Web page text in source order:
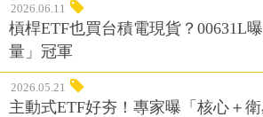
2026.06.11
槓桿ETF也買台積電現貨？00631L
量」冠軍
2026.05.21
主動式ETF好夯！專家曝「核心＋